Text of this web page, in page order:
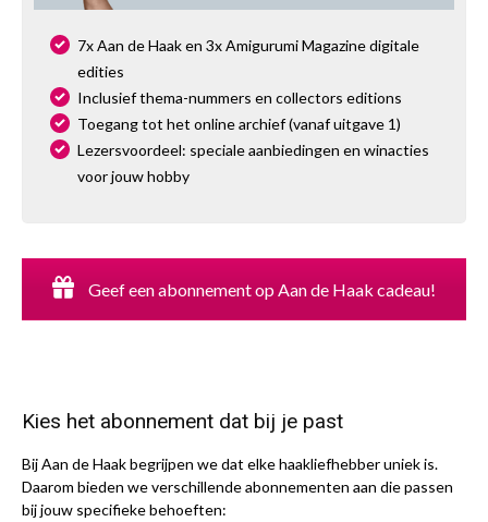
7x Aan de Haak en 3x Amigurumi Magazine digitale
edities
Inclusief thema-nummers en collectors editions
Toegang tot het online archief (vanaf uitgave 1)
Lezersvoordeel: speciale aanbiedingen en winacties
voor jouw hobby
Geef een abonnement op Aan de Haak cadeau!
Kies het abonnement dat bij je past
Bij Aan de Haak begrijpen we dat elke haakliefhebber uniek is.
Daarom bieden we verschillende abonnementen aan die passen
bij jouw specifieke behoeften: